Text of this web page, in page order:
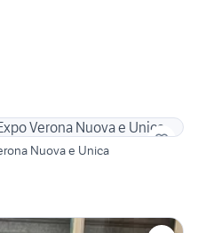
Nuova e Unica